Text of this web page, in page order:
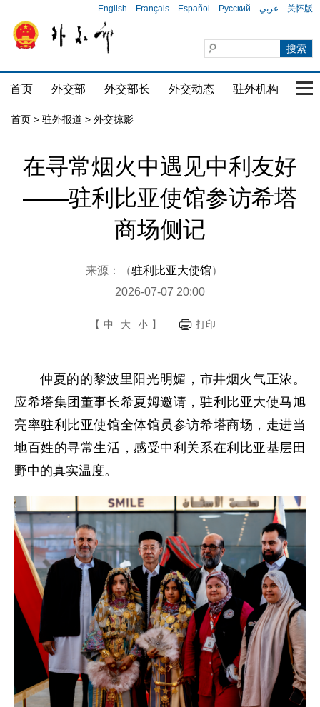
English Français Español Русский عربي 关怀版
首页 外交部 外交部长 外交动态 驻外机构 国
首页 > 驻外报道 > 外交掠影
在寻常烟火中遇见中利友好
——驻利比亚使馆参访希塔
商场侧记
来源：（驻利比亚大使馆）
2026-07-07 20:00
【 中 大 小 】 打印
仲夏的的黎波里阳光明媚，市井烟火气正浓。
应希塔集团董事长希夏姆邀请，驻利比亚大使马旭
亮率驻利比亚使馆全体馆员参访希塔商场，走进当
地百姓的寻常生活，感受中利关系在利比亚基层田
野中的真实温度。